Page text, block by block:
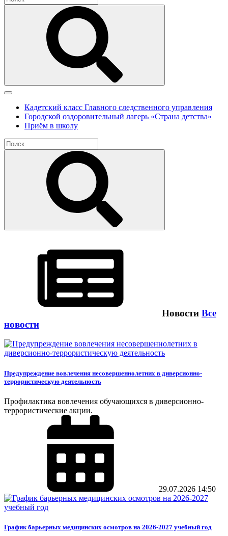
Кадетский класс Главного следственного управления
Городской оздоровительный лагерь «Страна детства»
Приём в школу
Новости Все
новости
Предупреждение вовлечения несовершеннолетних в диверсионно-
террористическую деятельность
Профилактика вовлечения обучающихся в диверсионно-
террористические акции.
29.07.2026 14:50
График барьерных медицинских осмотров на 2026-2027 учебный год